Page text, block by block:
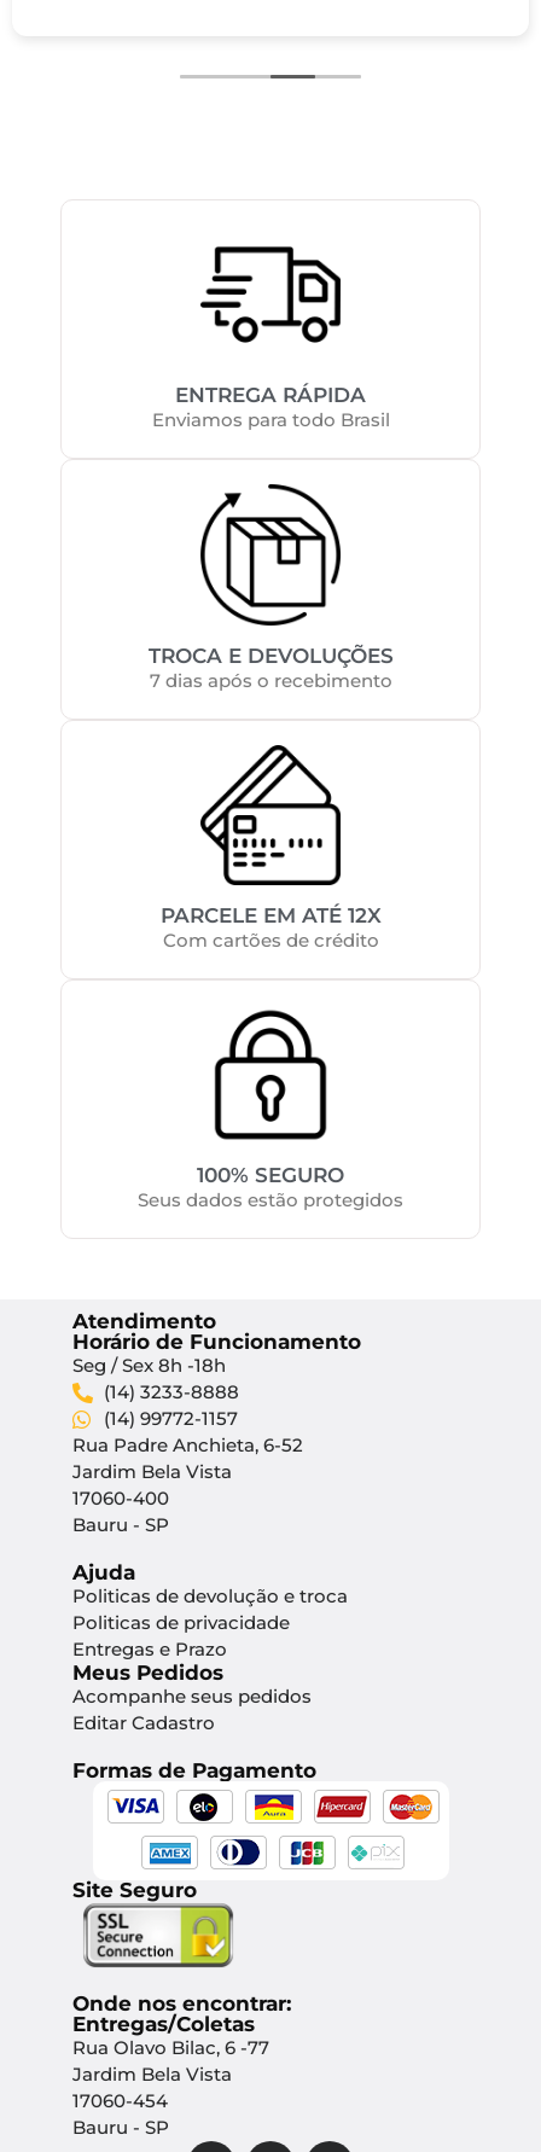
ENTREGA RÁPIDA
Enviamos para todo Brasil
TROCA E DEVOLUÇÕES
7 dias após o recebimento
PARCELE EM ATÉ 12X
Com cartões de crédito
100% SEGURO
Seus dados estão protegidos
Atendimento
Horário de Funcionamento
Seg / Sex 8h -18h
(14) 3233-8888
(14) 99772-1157
Rua Padre Anchieta, 6-52
Jardim Bela Vista
17060-400
Bauru - SP
Ajuda
Politicas de devolução e troca
Politicas de privacidade
Entregas e Prazo
Meus Pedidos
Acompanhe seus pedidos
Editar Cadastro
Formas de Pagamento
Site Seguro
Onde nos encontrar:
Entregas/Coletas
Rua Olavo Bilac, 6 -77
Jardim Bela Vista
17060-454
Bauru - SP